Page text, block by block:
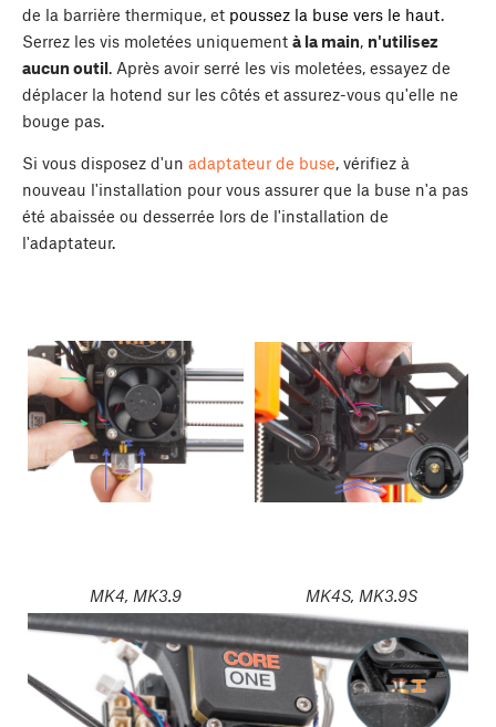
de la barrière thermique, et poussez la buse vers le haut.
Serrez les vis moletées uniquement à la main, n'utilisez
aucun outil. Après avoir serré les vis moletées, essayez de
déplacer la hotend sur les côtés et assurez-vous qu'elle ne
bouge pas.
Si vous disposez d'un adaptateur de buse, vérifiez à
nouveau l'installation pour vous assurer que la buse n'a pas
été abaissée ou desserrée lors de l'installation de
l'adaptateur.
MK4, MK3.9 MK4S, MK3.9S